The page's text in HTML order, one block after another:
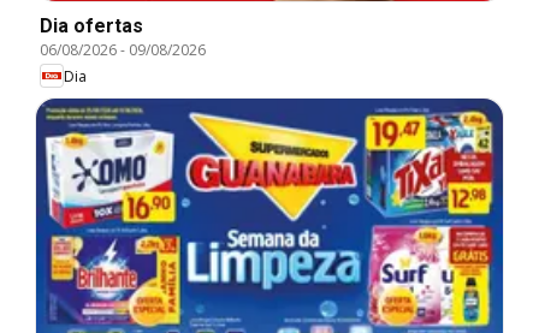
Dia ofertas
06/08/2026- 09/08/2026
Dia